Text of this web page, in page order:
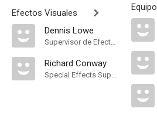
Efectos Visuales
Dennis Lowe
Supervisor de Efectos Visuales
Richard Conway
Special Effects Supervisor
Equipo